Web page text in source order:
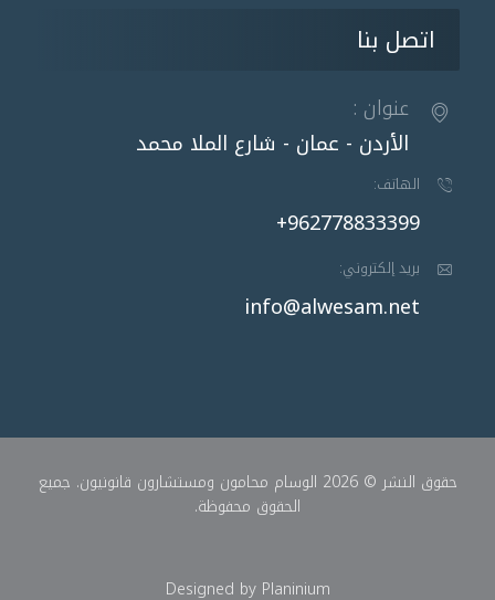
اتصل بنا
عنوان :
الأردن - عمان - شارع الملا محمد
الهاتف:
962778833399+
بريد إلكتروني:
info@alwesam.net
حقوق النشر © 2026 الوسام محامون ومستشارون قانونيون. جميع
الحقوق محفوظة.
Designed by Planinium